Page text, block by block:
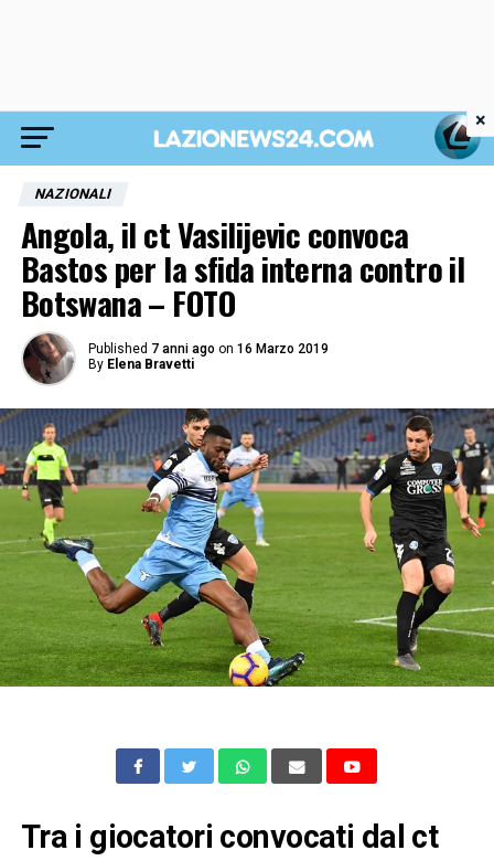
NAZIONALI
Angola, il ct Vasilijevic convoca
Bastos per la sfida interna contro il
Botswana – FOTO
Published 7 anni ago on 16 Marzo 2019
By Elena Bravetti
Tra i giocatori convocati dal ct
×